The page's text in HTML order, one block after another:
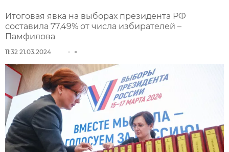
Итоговая явка на выборах президента РФ
составила 77,49% от числа избирателей –
Памфилова
11:32 21.03.2024